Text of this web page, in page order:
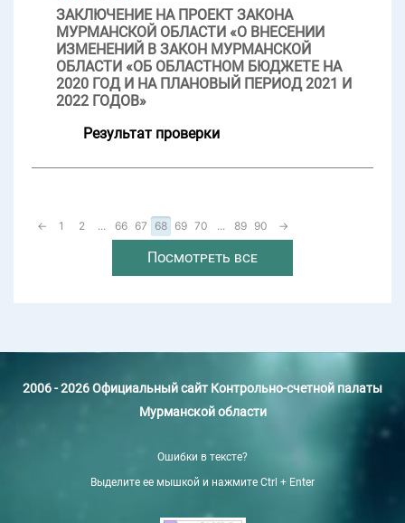
ЗАКЛЮЧЕНИЕ НА ПРОЕКТ ЗАКОНА
МУРМАНСКОЙ ОБЛАСТИ «О ВНЕСЕНИИ
ИЗМЕНЕНИЙ В ЗАКОН МУРМАНСКОЙ
ОБЛАСТИ «ОБ ОБЛАСТНОМ БЮДЖЕТЕ НА
2020 ГОД И НА ПЛАНОВЫЙ ПЕРИОД 2021 И
2022 ГОДОВ»
Результат проверки
← 1 2 ... 66 67 68 69 70 ... 89 90 →
Посмотреть все
2006 - 2026 Официальный сайт Контрольно-счетной палаты
Мурманской области
Ошибки в тексте?
Выделите ее мышкой и нажмите Ctrl + Enter